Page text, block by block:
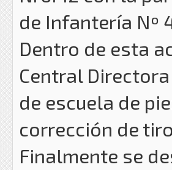
de Infantería Nº
Dentro de esta
Central
de escuela de
corrección de
Finalmente se